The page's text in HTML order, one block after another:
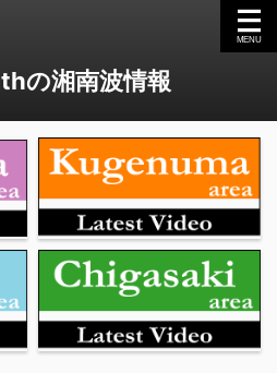
の湘南波情報